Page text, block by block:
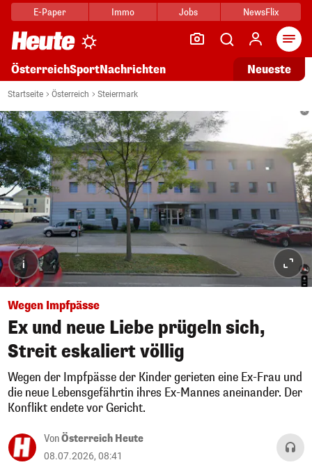
E-Paper Immo Jobs NewsFlix
ÖsterreichSportNachrichten Neueste
Startseite Österreich Steiermark
i
Wegen Impfpässe
Ex und neue Liebe prügeln sich,
Streit eskaliert völlig
Wegen der Impfpässe der Kinder gerieten eine Ex-Frau und
die neue Lebensgefährtin ihres Ex-Mannes aneinander. Der
Konflikt endete vor Gericht.
VonÖsterreich Heute
08.07.2026, 08:41